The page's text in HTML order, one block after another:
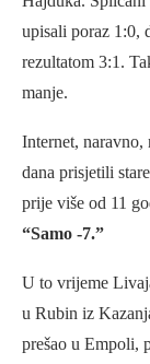
upisali poraz 1:0,
rezultatom 3:1.
manje.
Internet, naravno,
dana prisjetili
prije više od 11
“Samo -7.”
U to vrijeme
u Rubin iz
prešao u Empoli,